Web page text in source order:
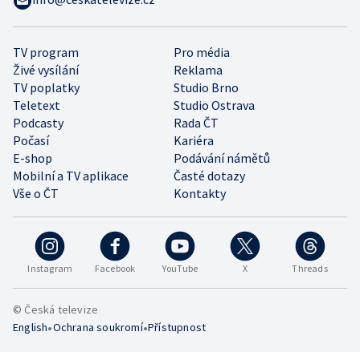
Instagram Facebook YouTube X Threads
TV program
Pro média
Živé vysílání
Reklama
TV poplatky
Studio Brno
Teletext
Studio Ostrava
Podcasty
Rada ČT
Počasí
Kariéra
E-shop
Podávání námětů
Mobilní a TV aplikace
Časté dotazy
Vše o ČT
Kontakty
© Česká televize
English•Ochrana soukromí•Přístupnost